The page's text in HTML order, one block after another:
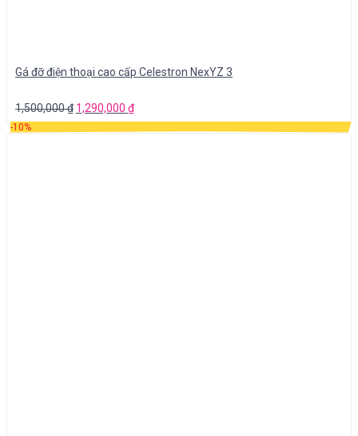
Gá đỡ điện thoại cao cấp Celestron NexYZ 3
1,500,000₫ 1,290,000 ₫
-10%